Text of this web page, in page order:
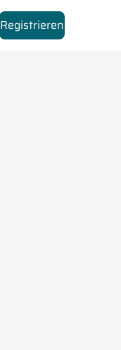
Registrieren